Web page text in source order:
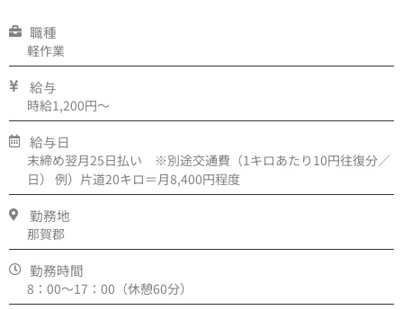
職種
軽作業
給与
時給1,200円～
給与日
末締め翌月25日払い ※別途交通費（1キロあたり10円往復分／
日） 例）片道20キロ＝月8,400円程度
勤務地
那賀郡
勤務時間
8：00～17：00（休憩60分）